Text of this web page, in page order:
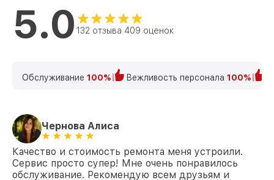
5.0 132 отзыва 409 оценок
Обслуживание 100% Вежливость персонала 100%
Чернова Алиса
Качество и стоимость ремонта меня устроили.
Сервис просто супер! Мне очень понравилось
обслуживание. Рекомендую всем друзьям и